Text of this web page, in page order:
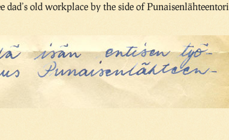
dad’s old workplace by the side of Punaisenlähteentori